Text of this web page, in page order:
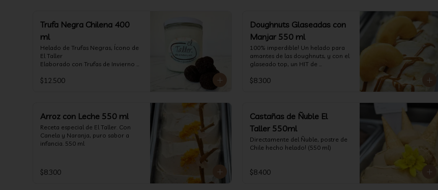
Trufa Negra Chilena 400
ml
Helado de Trufas Negras, Ícono de
El Taller
Elaborado con Trufas de Invierno
de los reconocidos Truferos Grau ,
Formato 400 ml
La temporada de trufas es muy
corta y esta Edición es muy
Limitada, aproveche ya de vivir
Ya disponible en
www.eltallerchile.cl
$12.500
Doughnuts Glaseadas con
Manjar 550 ml
100% imperdible! Un helado para
amantes de las doughnuts, y con el
glaseado top, un HIT de
$8.300
Arroz con Leche 550 ml
Receta especial de El Taller. Con
Canela y Naranja, puro sabor a
infancia. 550 ml
$8.300
Castañas de Ñuble El
Taller 550ml
Directamente del Ñuble, postre de
Chile hecho helado! (550 ml)
$8.400